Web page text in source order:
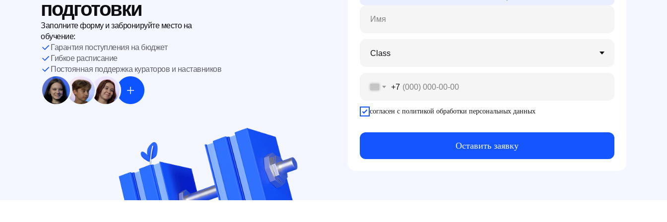
подготовки
Заполните форму и забронируйте место на
обучение:
Гарантия поступления на бюджет
Гибкое расписание
Постоянная поддержка кураторов и наставников
+7
согласен с политикой обработки персональных данных
Оставить заявку